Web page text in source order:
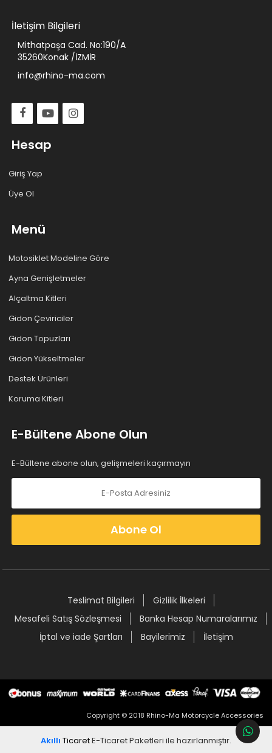
İletişim Bilgileri
Mithatpaşa Cad. No:190/A
35260Konak /İZMİR
info@rhino-ma.com
Hesap
Giriş Yap
Üye Ol
Menü
Motosiklet Modeline Göre
Ayna Genişletmeler
Alçaltma Kitleri
Gidon Çeviriciler
Gidon Topuzları
Gidon Yükseltmeler
Destek Ürünleri
Koruma Kitleri
E-Bültene Abone Olun
E-Bültene abone olun, gelişmeleri kaçırmayın
Abone Ol
Teslimat Bilgileri
Gizlilik İlkeleri
Mesafeli Satış Sözleşmesi
Banka Hesap Numaralarımız
İptal ve iade Şartları
Bayilerimiz İletişim
Copyright © 2018 Rhino-Ma Motorcycle Accessories
Akıllı TicaretE-Ticaret Paketleri ile hazırlanmıştır.